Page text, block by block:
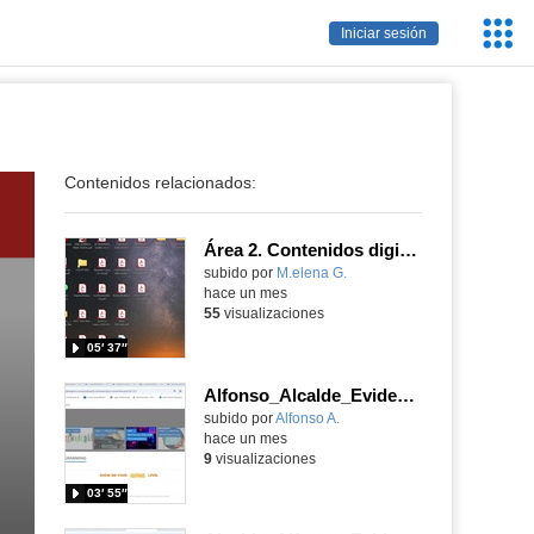
Iniciar sesión
Contenidos relacionados:
Área 2. Contenidos digitales
Contenido educativo.
subido por M.elena G.
05′ 37″
hace un mes
55visualizaciones
Alfonso_Alcalde_EvidenciaArea_3
Contenido educativo.
subido porAlfonso A.
03′ 55″
hace un mes
9visualizaciones